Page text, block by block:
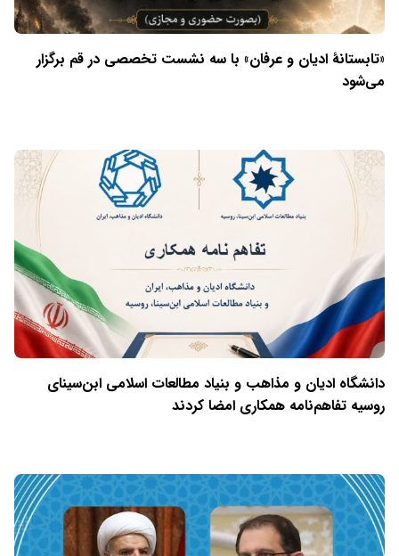
«تابستانهٔ ادیان و عرفان» با سه نشست تخصصی در قم برگزار
می‌شود
دانشگاه ادیان و مذاهب و بنیاد مطالعات اسلامی ابن‌سینای
روسیه تفاهم‌نامه همکاری امضا کردند